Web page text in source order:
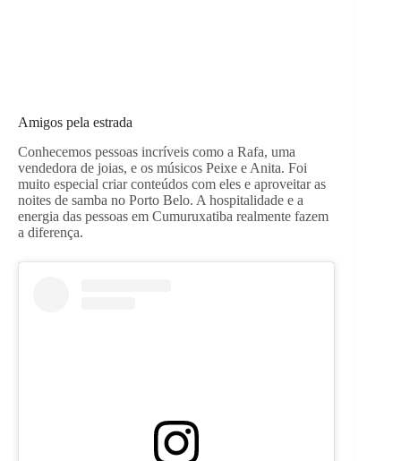
Amigos pela estrada
Conhecemos pessoas incríveis como a Rafa, uma
vendedora de joias, e os músicos Peixe e Anita. Foi
muito especial criar conteúdos com eles e aproveitar as
noites de samba no Porto Belo. A hospitalidade e a
energia das pessoas em Cumuruxatiba realmente fazem
a diferença.